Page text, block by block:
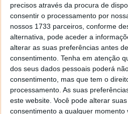
precisos através da procura de
consentir o processamento por
nossos 1733 parceiros, conforme
alternativa, pode aceder a
alterar as suas preferências antes
consentimento. Tenha em atenção
dos seus dados pessoais poderá
consentimento, mas que tem o
processamento. As suas
este website. Você pode alterar
consentimento a qualquer momento
Desculpa mas o link
o MSn Messenger 8.
Responder
Vítor M.
@Rui
Tens de encontrar o que te
janela iniciar e no topo
rato faz propriedades.
clica no botão